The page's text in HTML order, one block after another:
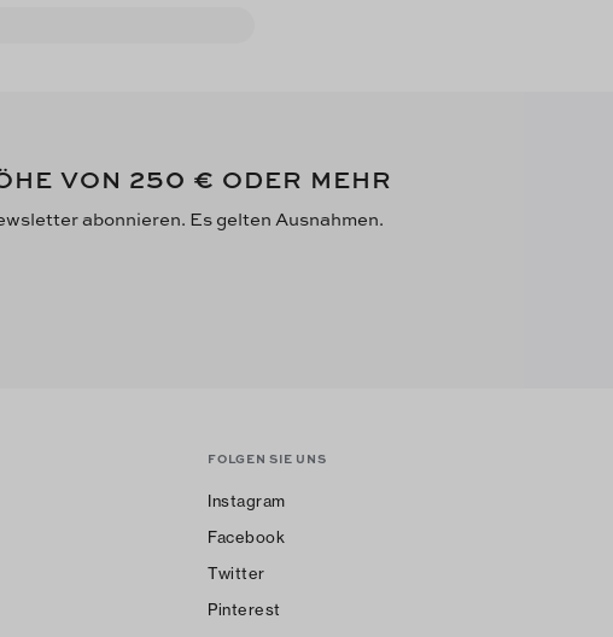
VON 250 € ODER MEHR
abonnieren. Es gelten Ausnahmen.
FOLGEN SIE UNS
Instagram
Facebook
Twitter
Pinterest